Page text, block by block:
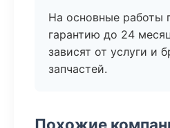
На основные работы
гарантию до 24
зависят от услуги и
запчастей.
Похожие